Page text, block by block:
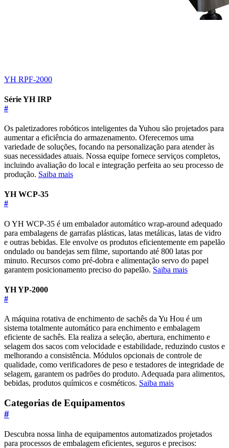
YH RPF-2000
Série YH IRP
#
Os paletizadores robóticos inteligentes da Yuhou são projetados para
aumentar a eficiência do armazenamento. Oferecemos uma
variedade de soluções, focando na personalização para atender às
suas necessidades atuais. Nossa equipe fornece serviços completos,
incluindo avaliação do local e integração perfeita ao seu processo de
produção. Saiba mais
YH WCP-35
#
O YH WCP-35 é um embalador automático wrap-around adequado
para embalagens de garrafas plásticas, latas metálicas, latas de vidro
e outras bebidas. Ele envolve os produtos eficientemente em papelão
ondulado ou bandejas sem filme, suportando até 800 latas por
minuto. Recursos como pré-dobra e alimentação servo do papel
garantem posicionamento preciso do papelão. Saiba mais
YH YP-2000
#
A máquina rotativa de enchimento de sachês da Yu Hou é um
sistema totalmente automático para enchimento e embalagem
eficiente de sachês. Ela realiza a seleção, abertura, enchimento e
selagem dos sacos com velocidade e estabilidade, reduzindo custos e
melhorando a consistência. Módulos opcionais de controle de
qualidade, como verificadores de peso e testadores de integridade de
selagem, garantem os padrões do produto. Adequada para alimentos,
bebidas, produtos químicos e cosméticos. Saiba mais
Categorias de Equipamentos
#
Descubra nossa linha de equipamentos automatizados projetados
para processos de embalagem eficientes, seguros e precisos: